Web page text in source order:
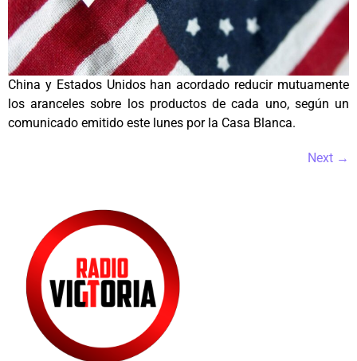
China y Estados Unidos han acordado reducir mutuamente
los aranceles sobre los productos de cada uno, según un
comunicado emitido este lunes por la Casa Blanca.
Next →